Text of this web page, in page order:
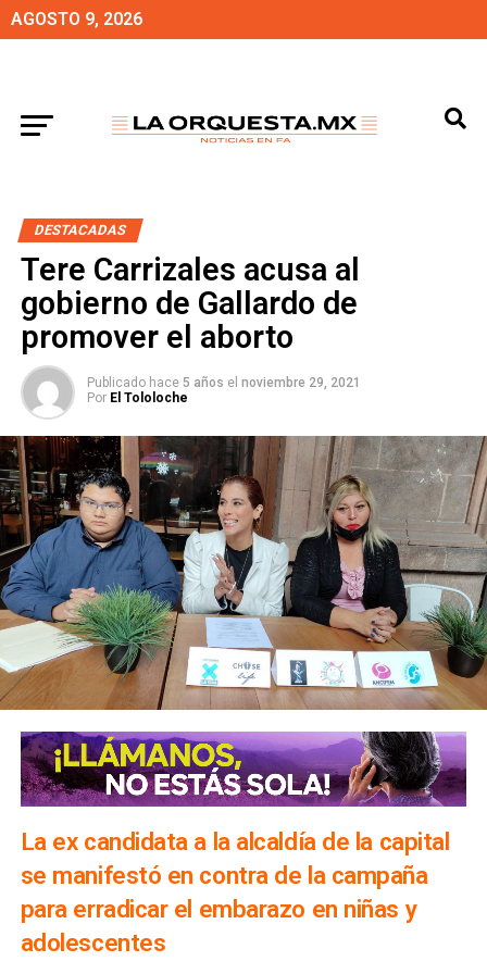
AGOSTO 9, 2026
DESTACADAS
Tere Carrizales acusa al
gobierno de Gallardo de
promover el aborto
Publicado hace 5 años el noviembre 29, 2021
Por El Tololoche
La ex candidata a la alcaldía de la capital
se manifestó en contra de la campaña
para erradicar el embarazo en niñas y
adolescentes